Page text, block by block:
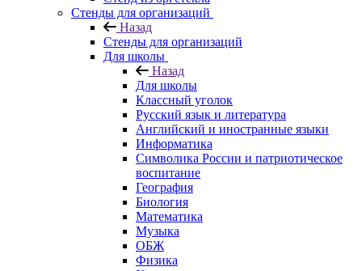
Стенды для организаций
Назад
Стенды для организаций
Для школы
Назад
Для школы
Классный уголок
Русский язык и литература
Английский и иностранные языки
Информатика
Символика России и патриотическое
воспитание
География
Биология
Математика
Музыка
ОБЖ
Физика